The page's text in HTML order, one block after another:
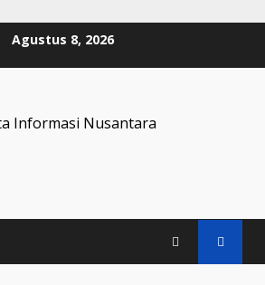
Agustus 8, 2026
Informasi Nusantara